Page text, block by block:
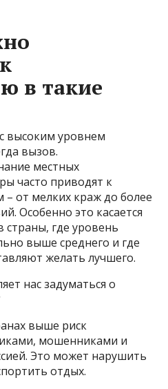
в такие
высоким уровнем
вызов.
местных
часто приводят к
от мелких краж до более
Особенно это касается
страны, где уровень
выше среднего и где
желать лучшего.
нас задуматься о
выше риск
мошенниками и
Это может нарушить
отдых.